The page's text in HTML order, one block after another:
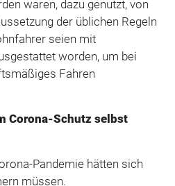
waren, dazu genutzt, von
der üblichen Regeln
seien mit
worden, um bei
Fahren
Corona-Schutz selbst
Pandemie hätten sich
müssen.